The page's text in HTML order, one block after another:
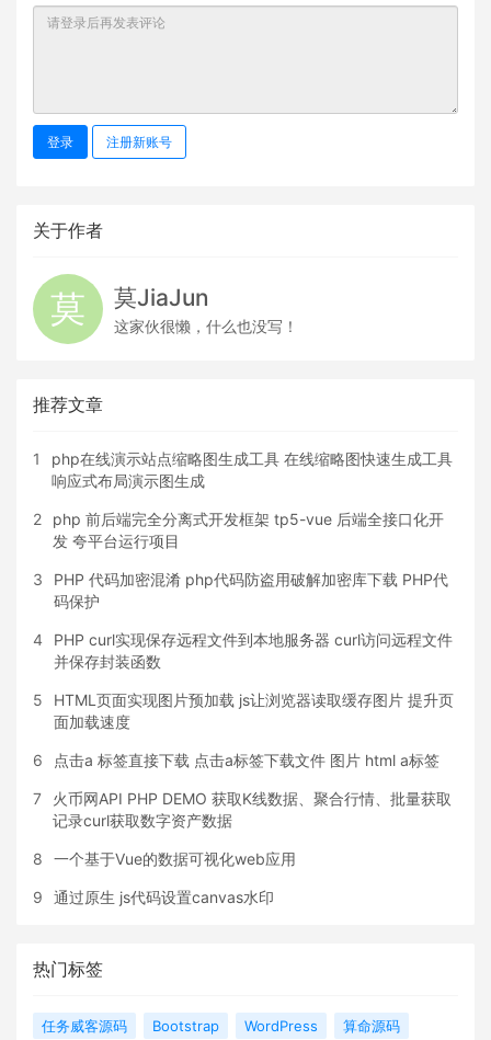
登录 注册新账号
关于作者
莫JiaJun
这家伙很懒，什么也没写！
推荐文章
1
php在线演示站点缩略图生成工具 在线缩略图快速生成工具
响应式布局演示图生成
2
php 前后端完全分离式开发框架 tp5-vue 后端全接口化开
发 夸平台运行项目
3
PHP 代码加密混淆 php代码防盗用破解加密库下载 PHP代
码保护
4
PHP curl实现保存远程文件到本地服务器 curl访问远程文件
并保存封装函数
5
HTML页面实现图片预加载 js让浏览器读取缓存图片 提升页
面加载速度
6 点击a 标签直接下载 点击a标签下载文件 图片 html a标签
7
火币网API PHP DEMO 获取K线数据、聚合行情、批量获取
记录curl获取数字资产数据
8 一个基于Vue的数据可视化web应用
9 通过原生 js代码设置canvas水印
热门标签
任务威客源码 Bootstrap WordPress
算命源码